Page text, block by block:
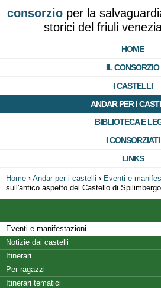
consorzioper la
storici del friuli
HOME
IL CONSORZIO
I CASTELLI
ANDAR PER I
BIBLIOTECA E
I CONSORZIATI
LINKS
Home › Andar per i castelli › Eventi e
sull'antico aspetto del Castello di Spilimbergo
Eventi e manifestazioni
Notizie dai castelli
Itinerari
Per ragazzi
Itinerari tematici